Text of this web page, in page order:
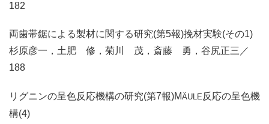
182
両歯帯鋸による製材に関する研究(第5報)挽材実験(その1)
杉原彦一，土肥 修，菊川 茂，斎藤 勇，谷尻正三／
188
リグニンの呈色反応機構の研究(第7報)MÄULE 反応の呈色機
構(4)